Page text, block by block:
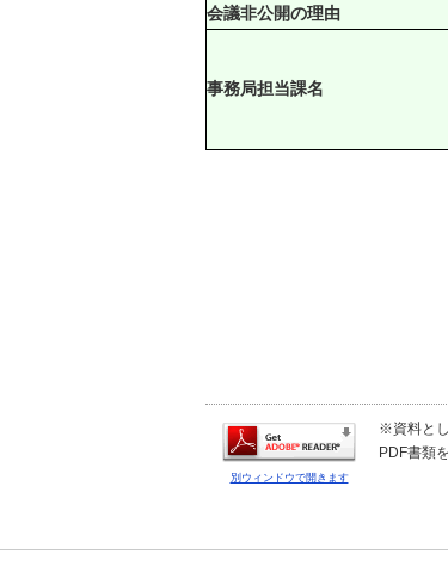
会議非公開の理由
事務局担当課名
別ウィンドウで開きます
※資料と
PDF書類